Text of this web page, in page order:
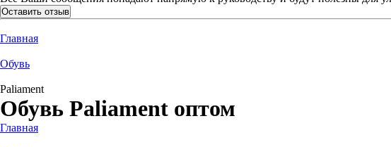
Оставить отзыв
Главная
Обувь
Paliament
Обувь Paliament оптом
Главная